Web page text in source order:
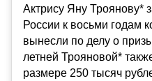
Актрису Яну Троянову*
России к восьми годам
вынесли по делу о
летней Трояновой*
размере 250 тысяч